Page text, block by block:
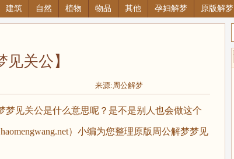
建筑 自然 植物 物品 其他 孕妇解梦 原版解梦
见关公】
来源:周公解梦
见关公是什么意思呢？是不是别人也会做这个
）小编为您整理原版周公解梦梦见